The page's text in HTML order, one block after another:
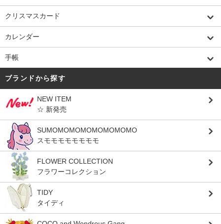
クリスマスカード
カレンダー
手帳
ブランドから探す
NEW ITEM
☆ 新発売
SUMOMOMOMOMOMOMOMO
スモモモモモモモモ
FLOWER COLLECTION
フラワーコレクション
TIDY
タイディ